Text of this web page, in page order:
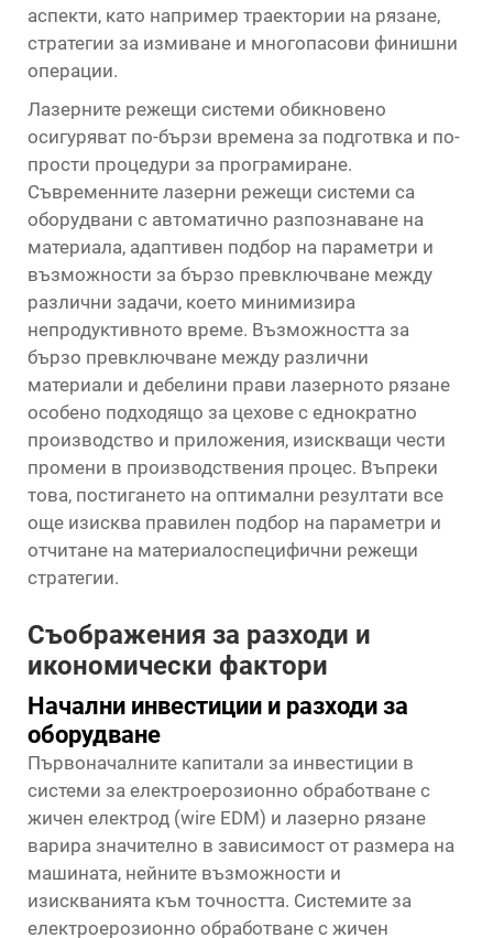
аспекти, като например траектории на рязане,
стратегии за измиване и многопасови финишни
операции.
Лазерните режещи системи обикновено
осигуряват по-бързи времена за подготвка и по-
прости процедури за програмиране.
Съвременните лазерни режещи системи са
оборудвани с автоматично разпознаване на
материала, адаптивен подбор на параметри и
възможности за бързо превключване между
различни задачи, което минимизира
непродуктивното време. Възможността за
бързо превключване между различни
материали и дебелини прави лазерното рязане
особено подходящо за цехове с еднократно
производство и приложения, изискващи чести
промени в производствения процес. Въпреки
това, постигането на оптимални резултати все
още изисква правилен подбор на параметри и
отчитане на материалоспецифични режещи
стратегии.
Съображения за разходи и
икономически фактори
Начални инвестиции и разходи за
оборудване
Първоначалните капитали за инвестиции в
системи за електроерозионно обработване с
жичен електрод (wire EDM) и лазерно рязане
варира значително в зависимост от размера на
машината, нейните възможности и
изискванията към точността. Системите за
електроерозионно обработване с жичен